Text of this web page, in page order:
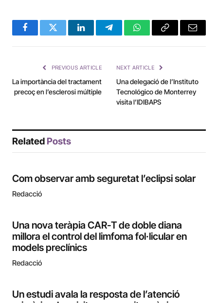
FacebookTwitter LinkedInTelegramWhatsAppCopy
Email
PREVIOUS ARTICLE
La importància del tractament
precoç en l’esclerosi múltiple
NEXT ARTICLE
Una delegació de l’Instituto
Tecnológico de Monterrey
visita l’IDIBAPS
Related Posts
Com observar amb seguretat l’eclipsi solar
Redacció
Una nova teràpia CAR-T de doble diana
millora el control del limfoma fol·licular en
models preclínics
Redacció
Un estudi avala la resposta de l’atenció